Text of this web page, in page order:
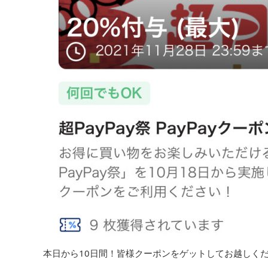
本日から10日間！皆様クーポンをゲットしてお越しく